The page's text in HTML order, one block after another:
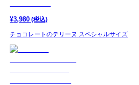
¥3,980 (税込)
チョコレートのテリーヌ スペシャルサイズ